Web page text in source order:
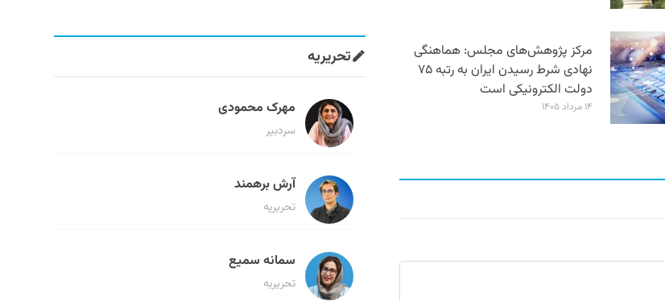
مرکز پژوهش‌های مجلس: هماهنگی
نهادی شرط رسیدن ایران به رتبه ۷۵
دولت الکترونیکی است
۱۴ مرداد ۱۴۰۵
تحریریه
مهرک محمودی
سردبیر
آرش برهمند
تحریریه
سمانه سمیع
تحریریه